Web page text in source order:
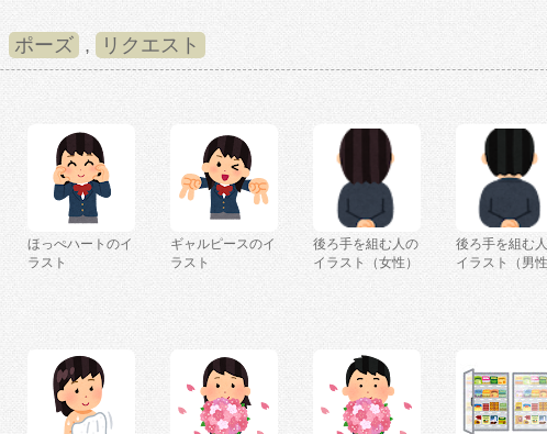
ポーズ , リクエスト
ほっぺハートのイ
ラスト
ギャルピースのイ
ラスト
後ろ手を組む人の
イラスト（女性）
後ろ手を組む
イラスト（男性